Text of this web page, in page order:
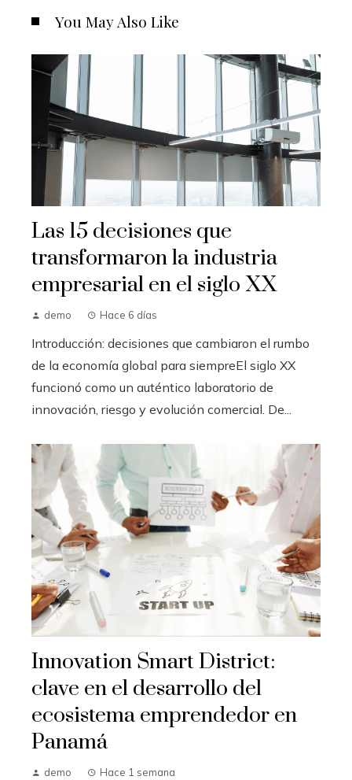
You May Also Like
Las 15 decisiones que
transformaron la industria
empresarial en el siglo XX
demo Hace 6 días
Introducción: decisiones que cambiaron el rumbo
de la economía global para siempreEl siglo XX
funcionó como un auténtico laboratorio de
innovación, riesgo y evolución comercial. De...
Innovation Smart District:
clave en el desarrollo del
ecosistema emprendedor en
Panamá
demo Hace 1 semana